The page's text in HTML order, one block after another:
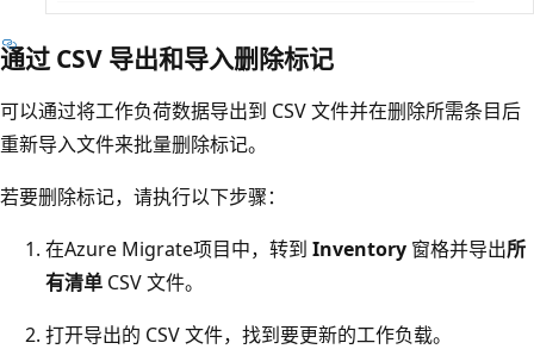
通过 CSV 导出和导入删除标记
可以通过将工作负荷数据导出到 CSV 文件并在删除所需条目后
重新导入文件来批量删除标记。
若要删除标记，请执行以下步骤：
在Azure Migrate项目中，转到 Inventory 窗格并导出所
有清单 CSV 文件。
打开导出的 CSV 文件，找到要更新的工作负载。